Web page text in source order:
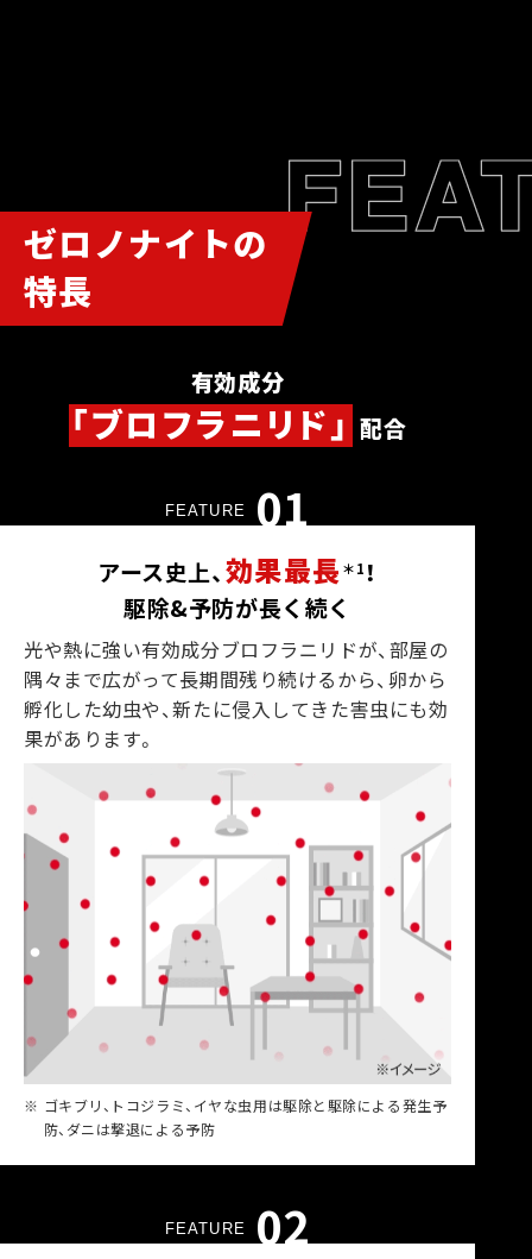
ゼロノナイトの
特長
有効成分
「ブロフラニリド」 配合
FEATURE 01
アース史上、効果最長＊1 ！
駆除&予防が長く続く
光や熱に強い有効成分ブロフラニリドが、部屋の
隅々まで広がって長期間残り続けるから、卵から
孵化した幼虫や、新たに侵入してきた害虫にも効
果があります。
※ ゴキブリ、トコジラミ、イヤな虫用は駆除と駆除による発生予
防、ダニは撃退による予防
FEATURE 02